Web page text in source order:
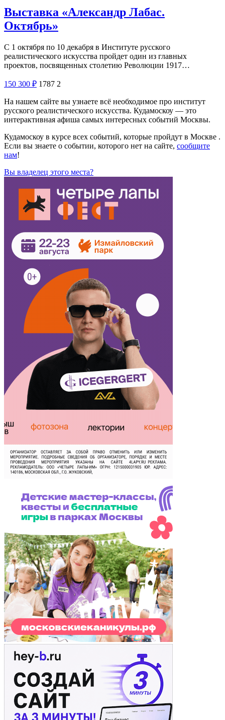
Выставка «Александр Лабас.
Октябрь»
С 1 октября по 10 декабря в Институте русского
реалистического искусства пройдет один из главных
проектов, посвященных столетию Революции 1917…
150 300 ₽ 1787 2
На нашем сайте вы узнаете всё необходимое про институт
русского реалистического искусства. Кудамоскоу — это
интерактивная афиша самых интересных событий Москвы.
Кудамоскоу в курсе всех событий, которые пройдут в Москве .
Если вы знаете о событии, которого нет на сайте, сообщите
нам!
Вы владелец этого места?